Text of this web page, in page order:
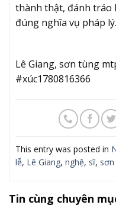
thành thật, đánh tráo
đúng nghĩa vụ pháp lý.
Lê Giang, sơn tùng
#xúc1780816366
This entry was posted in
lễ, Lê Giang, nghệ, sĩ,
Tin cùng chuyên